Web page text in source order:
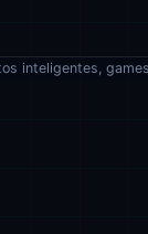
inteligentes,